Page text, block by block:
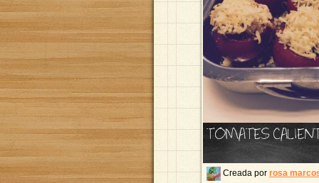
TOMATES
Creada por rosa